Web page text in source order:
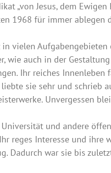
„von Jesus, dem
1968 für immer
vielen
wie auch in der
Ihr reiches
sie sehr und schrieb
Unvergessen
und andere
reges Interesse und ihre
war sie bis